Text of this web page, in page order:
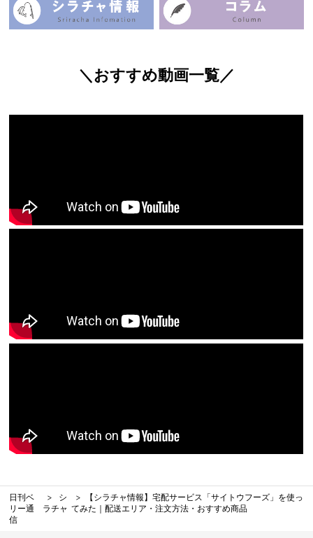
＼おすすめ動画一覧／
日刊ベ
リー通
信
シ
ラチャ
【シラチャ情報】宅配サービス「サイトウフーズ」を使っ
てみた｜配送エリア・注文方法・おすすめ商品